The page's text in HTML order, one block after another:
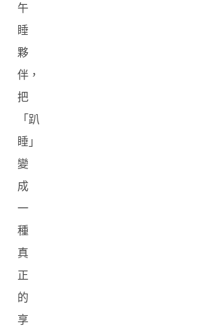
午
睡
夥
伴，
把
「趴
睡」
變
成
一
種
真
正
的
享